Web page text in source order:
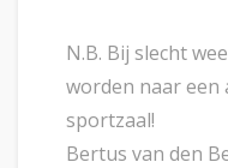
N.B. Bij slecht
worden naar een
sportzaal!
Bertus van den